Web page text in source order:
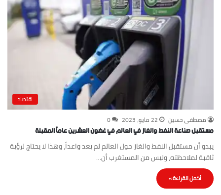
اقتصاد
مصطفى حسين 22 مايو، 2023 0
مستقبل صناعة النفط والغاز في العالم في غضون العشرين عاماً المقبلة
يبدو أن مستقبل النفط والغاز حول العالم لم يعد واعداً، وهذا لا يحتاج لرؤية
ثاقبة لملاحظته، وليس من المستغرب أن…
أكمل القراءة »